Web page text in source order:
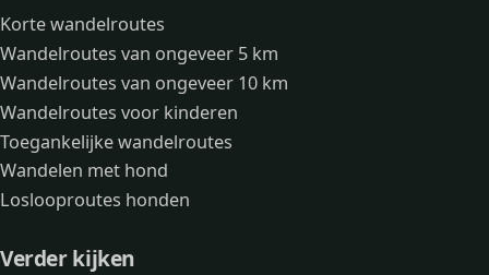
Korte wandelroutes
Wandelroutes van ongeveer 5 km
Wandelroutes van ongeveer 10 km
Wandelroutes voor kinderen
Toegankelijke wandelroutes
Wandelen met hond
Loslooproutes honden
Verder kijken